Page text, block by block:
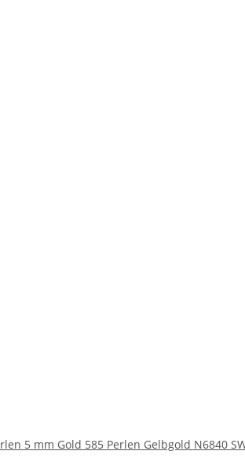
5 mm Gold 585 Perlen Gelbgold N6840